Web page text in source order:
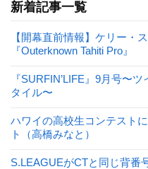
新着記事一覧
【開幕直前情報】ケリー・
『Outerknown Tahiti Pro』
『SURFIN’LIFE』9月号〜
タイル〜
ハワイの高校生コンテスト
ト（高橋みなと）
S.LEAGUEがCTと同じ背番